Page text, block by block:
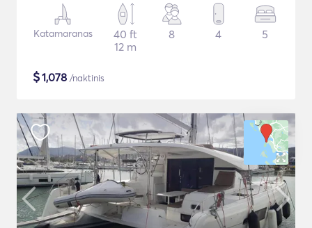
Katamaranas
40 ft
12 m
8 4 5
$1,078 /naktinis